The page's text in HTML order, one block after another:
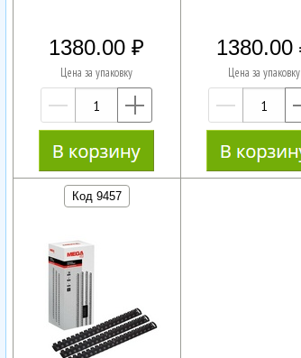
1380.00
Цена за упаковку
—
1380.00
Цена за упаковку
—
Код 9457